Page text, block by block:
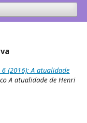
6 (2016): A atualidade
A atualidade de Henri